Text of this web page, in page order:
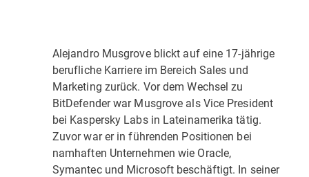
Alejandro Musgrove blickt auf eine 17-jährige
berufliche Karriere im Bereich Sales und
Marketing zurück. Vor dem Wechsel zu
BitDefender war Musgrove als Vice President
bei Kaspersky Labs in Lateinamerika tätig.
Zuvor war er in führenden Positionen bei
namhaften Unternehmen wie Oracle,
Symantec und Microsoft beschäftigt. In seiner